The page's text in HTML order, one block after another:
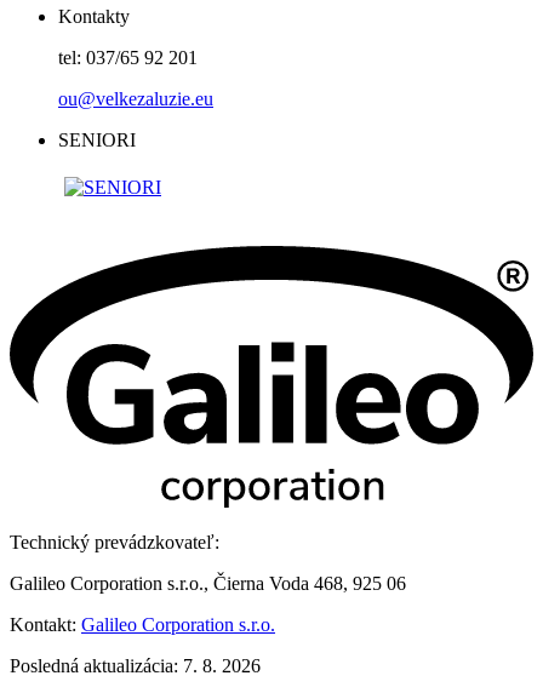
Kontakty
tel: 037/65 92 201
ou@velkezaluzie.eu
SENIORI
Technický prevádzkovateľ:
Galileo Corporation s.r.o., Čierna Voda 468, 925 06
Kontakt: Galileo Corporation s.r.o.
Posledná aktualizácia: 7. 8. 2026